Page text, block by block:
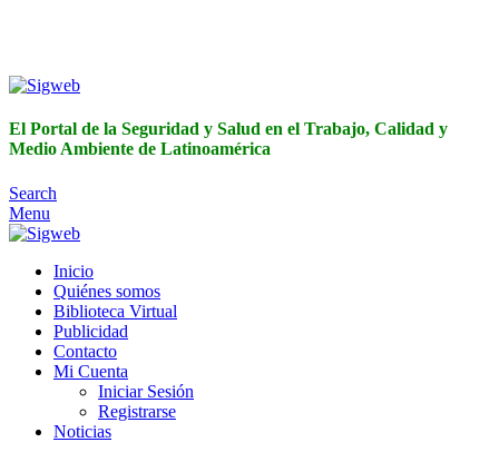
El Portal de la Seguridad y Salud en el Trabajo, Calidad y
Medio Ambiente de Latinoamérica
Search
Menu
Inicio
Quiénes somos
Biblioteca Virtual
Publicidad
Contacto
Mi Cuenta
Iniciar Sesión
Registrarse
Noticias